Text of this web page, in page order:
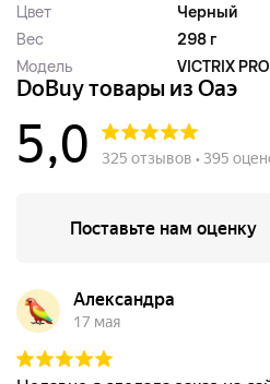
Цвет
Черный
Вес
298 г
Модель
VICTRIX